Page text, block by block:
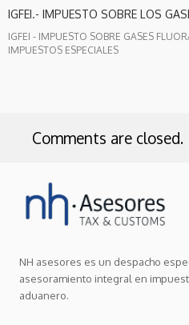
IGFEI.- IMPUESTO SOBRE LOS
IGFEI - IMPUESTO SOBRE GASES
IMPUESTOS ESPECIALES
Comments are closed.
NH asesores es un despacho
asesoramiento integral en
aduanero.